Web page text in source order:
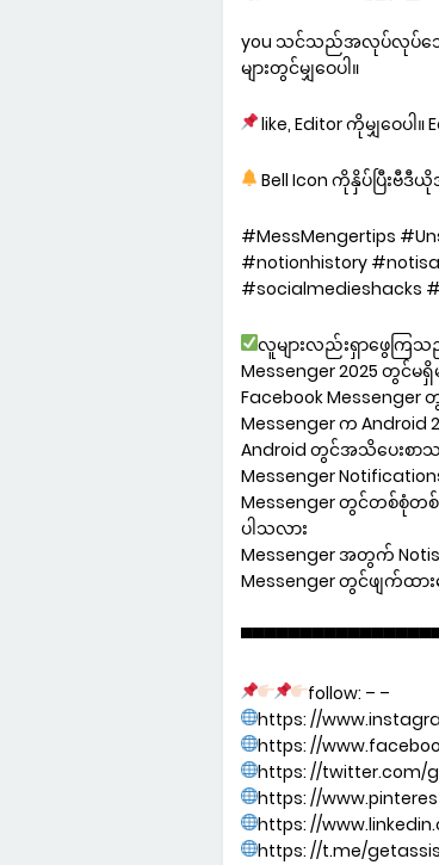
you သင်သည်အလုပ်လုပ်သ
များတွင်မျှဝေပါ။
like, Editor ကိုမျှဝေပါ။
Bell Icon ကိုနှိပ်ပြီးဗီဒီ
#MessMengertips
#notionhistory
#socialmedieshacks
လူများလည်းရှာဖွေကြ
Messenger 2025 တွင်
Facebook
Messenger က
Android တွင်အသိပေးစ
Messenger
Messenger တွင်တစ်စုံ
ပါသလား
Messenger အတွက်
Messenger တွင်ဖျက်ထ
follow: – –
https: //
https: //
https: //twitter.com/
https: //
https: //
https: //t.me/